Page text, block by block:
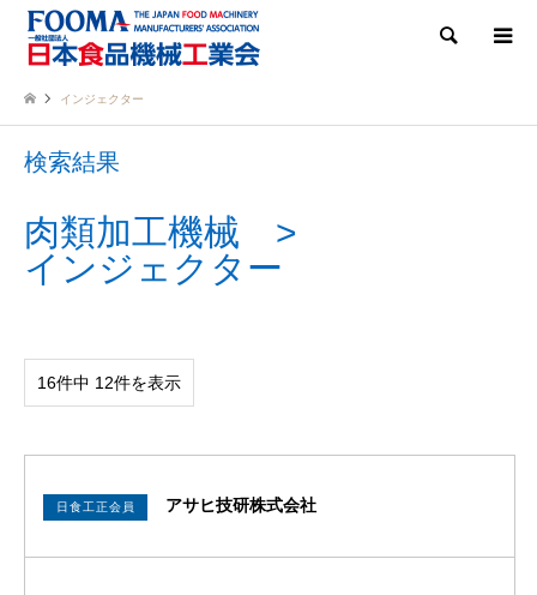
検索
インジェクター
検索結果
肉類加工機械
インジェクター
16件中 12件を表示
日食工正会員 アサヒ技研株式会社